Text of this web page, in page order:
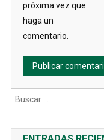
próxima vez que
haga un
comentario.